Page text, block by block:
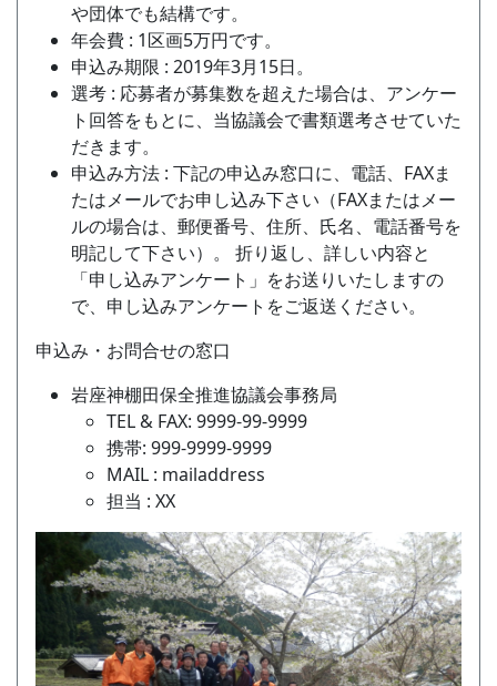
や団体でも結構です。
年会費 : 1区画5万円です。
申込み期限 : 2019年3月15日。
選考 : 応募者が募集数を超えた場合は、アンケー
ト回答をもとに、当協議会で書類選考させていた
だきます。
申込み方法 : 下記の申込み窓口に、電話、FAXま
たはメールでお申し込み下さい（FAXまたはメー
ルの場合は、郵便番号、住所、氏名、電話番号を
明記して下さい）。 折り返し、詳しい内容と
「申し込みアンケート」をお送りいたしますの
で、申し込みアンケートをご返送ください。
申込み・お問合せの窓口
岩座神棚田保全推進協議会事務局
TEL & FAX: 9999-99-9999
携帯: 999-9999-9999
MAIL : mailaddress
担当 : XX